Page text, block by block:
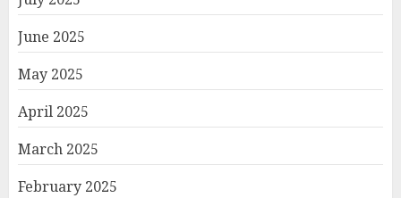
June 2025
May 2025
April 2025
March 2025
February 2025